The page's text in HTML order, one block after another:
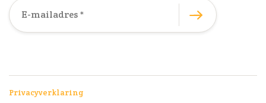
Privacyverklaring